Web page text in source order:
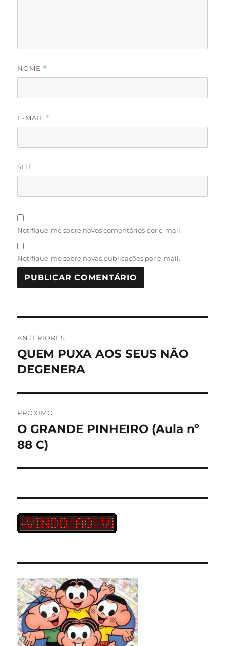
NOME *
E-MAIL *
SITE
Notifique-me sobre novos comentários por e-mail.
Notifique-me sobre novas publicações por e-mail.
de
Post
ANTERIORES
Post
anterior:
QUEM PUXA AOS SEUS NÃO
DEGENERA
PRÓXIMO
Próximo
post:
O GRANDE PINHEIRO (Aula nº
88 C)